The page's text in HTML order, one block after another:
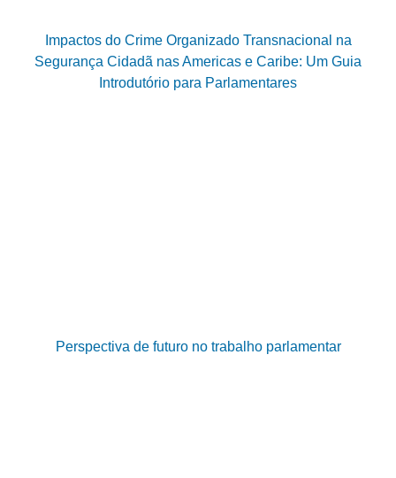
Impactos do Crime Organizado Transnacional na
Segurança Cidadã nas Americas e Caribe: Um Guia
Introdutório para Parlamentares
Perspectiva de futuro no trabalho parlamentar